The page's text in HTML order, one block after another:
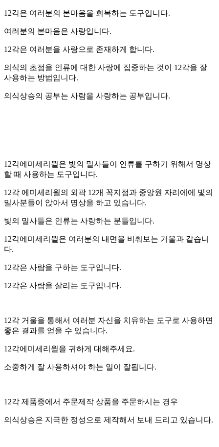
12각은 여러분의 본마음을 회복하는 도구입니다.
여러분의 본마음은 사랑입니다.
12각은 여러분을 사랑으로 존재하게 합니다.
의식의 초점을 인류에 대한 사랑에 집중하는 것이 12각을 잘
사용하는 방법입니다.
의식상승의 공부는 사람을 사랑하는 공부입니다.
12각에미세리윌은 빛의 밀사들이 인류를 구하기 위해서 명상
할 때 사용하는 도구입니다.
12각 에미세리윌의 외곽 12개 꼭지점과 중앙원 자리에에 빛의
밀사분들이 앉아서 명상을 하고 있습니다.
빛의 밀사들은 인류는 사랑하는 분들입니다.
12각에미세리윌은 여러분의 내면을 비춰보는 거울과 같습니
다.
12각은 사람을 구하는 도구입니다.
12각은 사람을 살리는 도구입니다.
12각 거울을 통해서 여러분 자신을 치유하는 도구로 사용하면
좋은 결과를 얻을 수 있습니다.
12각에미세리윌을 귀하게 대해주세요.
소중하게 잘 사용하셔야 하는 일이 잘됩니다.
12각 제품중에서 주문제작 상품을 주문하시는 경우
의식상승은 지극한 정성으로 제작해서 보내 드리고 있습니다.